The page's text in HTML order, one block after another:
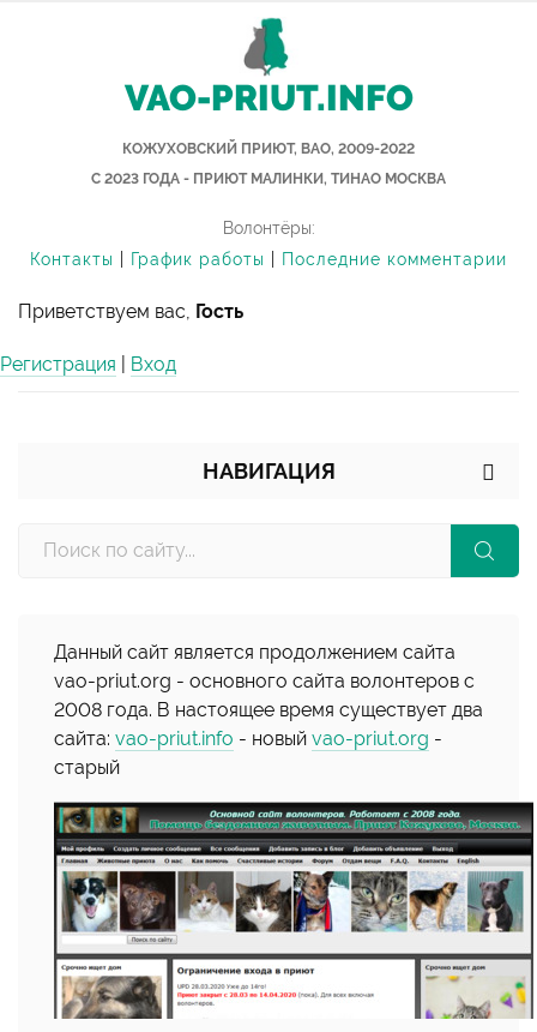
VAO-PRIUT.INFO
КОЖУХОВСКИЙ ПРИЮТ, ВАО, 2009-2022
С 2023 ГОДА - ПРИЮТ МАЛИНКИ, ТИНАО МОСКВА
Волонтёры:
Контакты
График работы Последние комментарии
Приветствуем вас, Гость
Регистрация Вход
НАВИГАЦИЯ
Данный сайт является продолжением сайта
vao-priut.org - основного сайта волонтеров с
2008 года. В настоящее время существует два
сайта: vao-priut.info - новый vao-priut.org -
старый